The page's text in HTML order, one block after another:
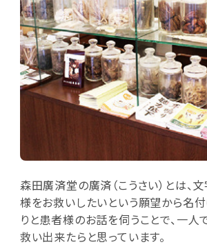
森田廣済堂の廣済（こうさい）とは、
様をお救いしたいという願望から名付
りと患者様のお話を伺うことで、一人
救い出来たらと思っています。